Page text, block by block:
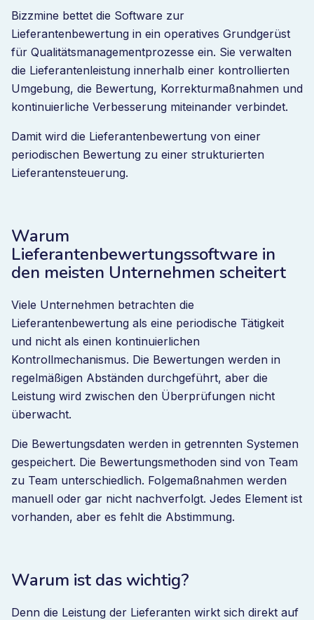
Bizzmine bettet die Software zur
Lieferantenbewertung in ein operatives Grundgerüst
für Qualitätsmanagementprozesse ein. Sie verwalten
die Lieferantenleistung innerhalb einer kontrollierten
Umgebung, die Bewertung, Korrekturmaßnahmen und
kontinuierliche Verbesserung miteinander verbindet.
Damit wird die Lieferantenbewertung von einer
periodischen Bewertung zu einer strukturierten
Lieferantensteuerung.
Warum
Lieferantenbewertungssoftware in
den meisten Unternehmen scheitert
Viele Unternehmen betrachten die
Lieferantenbewertung als eine periodische Tätigkeit
und nicht als einen kontinuierlichen
Kontrollmechanismus. Die Bewertungen werden in
regelmäßigen Abständen durchgeführt, aber die
Leistung wird zwischen den Überprüfungen nicht
überwacht.
Die Bewertungsdaten werden in getrennten Systemen
gespeichert. Die Bewertungsmethoden sind von Team
zu Team unterschiedlich. Folgemaßnahmen werden
manuell oder gar nicht nachverfolgt. Jedes Element ist
vorhanden, aber es fehlt die Abstimmung.
Warum ist das wichtig?
Denn die Leistung der Lieferanten wirkt sich direkt auf